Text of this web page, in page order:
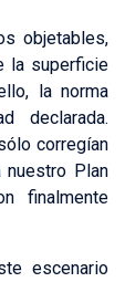
objetables,
la superficie
la norma
declarada.
corregían
nuestro Plan
finalmente
escenario